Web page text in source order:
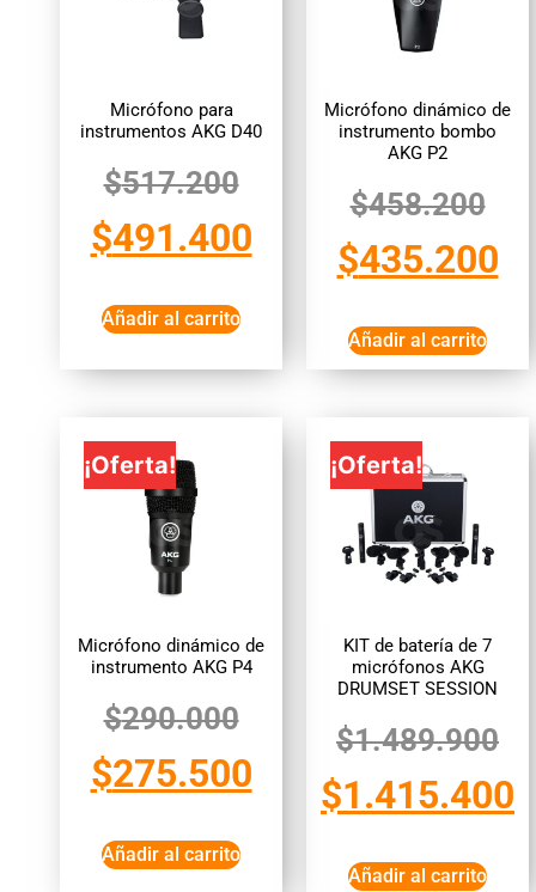
Micrófono para
instrumentos AKG D40
$517.200
$491.400
Añadir al carrito
Micrófono dinámico de
instrumento bombo
AKG P2
$458.200
$435.200
Añadir al carrito
¡Oferta!
Micrófono dinámico de
instrumento AKG P4
$290.000
$275.500
Añadir al carrito
¡Oferta!
KIT de batería de 7
micrófonos AKG
DRUMSET SESSION
$1.489.900
$1.415.400
Añadir al carrito